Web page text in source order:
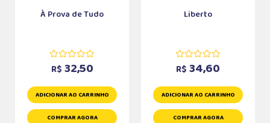
À Prova de Tudo
R$ 32,50
ADICIONAR AO CARRINHO
COMPRAR AGORA
Liberto
R$ 34,60
ADICIONAR AO CARRINHO
COMPRAR AGORA